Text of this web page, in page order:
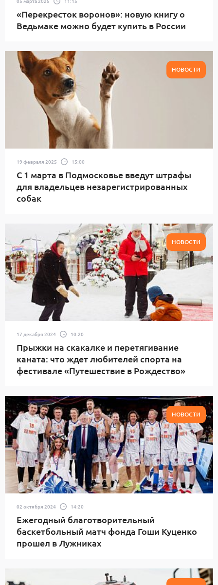
«Перекресток воронов»: новую книгу о
Ведьмаке можно будет купить в России
НОВОСТИ
19 февраля 2025 15:00
С 1 марта в Подмосковье введут штрафы
для владельцев незарегистрированных
собак
НОВОСТИ
17 декабря 2024 10:20
Прыжки на скакалке и перетягивание
каната: что ждет любителей спорта на
фестивале «Путешествие в Рождество»
НОВОСТИ
02 октября 2024 14:20
Ежегодный благотворительный
баскетбольный матч фонда Гоши Куценко
прошел в Лужниках